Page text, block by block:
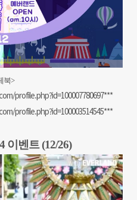
북>
profile.php?id=100007780697***
profile.php?id=100003514545***
이벤트 (12/26)